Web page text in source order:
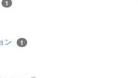
1
ン 1